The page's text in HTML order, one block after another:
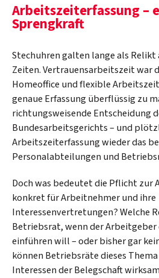
Arbeitszeiterfassung –
Sprengkraft
Stechuhren galten lange als Relikt
Zeiten. Vertrauensarbeitszeit war
Homeoffice und flexible
genaue Erfassung überflüssig zu
richtungsweisende Entscheidung
Bundesarbeitsgerichts – und
Arbeitszeiterfassung wieder das
Personalabteilungen und
Doch was bedeutet die Pflicht zur
konkret für Arbeitnehmer und ihre
Interessenvertretungen? Welche
Betriebsrat, wenn der Arbeitgeber
einführen will – oder bisher gar
können Betriebsräte dieses
Interessen der Belegschaft